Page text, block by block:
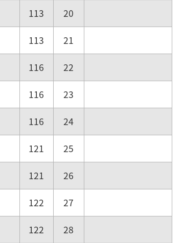
113 20
113 21
116 22
116 23
116 24
121 25
121 26
122 27
122 28